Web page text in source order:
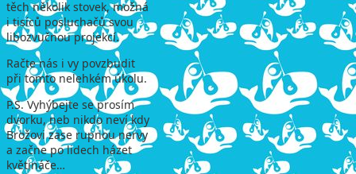
těch několik stovek, možná
i tisíců posluchačů svou
libozvučnou projekcí.
Račte nás i vy povzbudit
při tomto nelehkém úkolu.
P.S. Vyhýbejte se prosím
dvorku, neb nikdo neví kdy
Brožovi zase rupnou nervy
a začne po lidech házet
květináče…